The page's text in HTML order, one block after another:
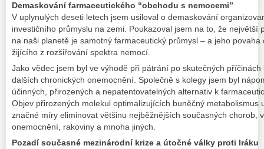
Demaskování farmaceutického “obchodu s nemocemi”
V uplynulých deseti letech jsem usiloval o demaskování
investičního průmyslu na zemi. Poukazoval jsem na to, že největší
na naši planetě je samotný farmaceutický průmysl – a jeho
žijícího z rozšiřování spektra nemocí.
Jako vědec jsem byl ve výhodě při pátrání po skutečných
dalších chronických onemocnění. Společně s kolegy jsem byl
účinných, přirozených a nepatentovatelných alternativ k
Objev přirozených molekul optimalizujících buněčný metabolismus
značné míry eliminovat většinu nejběžnějších současných chorob,
onemocnění, rakoviny a mnoha jiných.
Pozadí současné mezinárodní krize a útočné války proti Iráku